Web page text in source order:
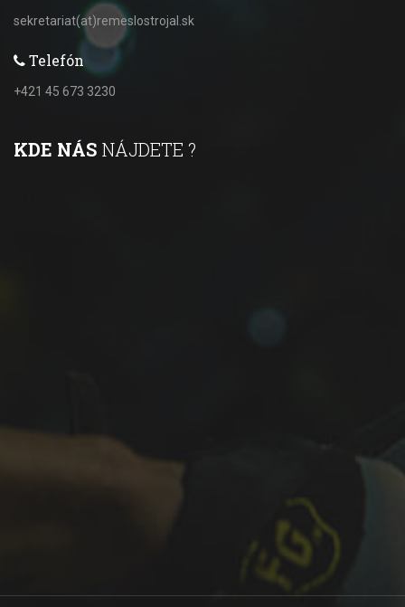
sekretariat(at)remeslostrojal.sk
Telefón
+421 45 673 3230
KDE NÁS NÁJDETE ?